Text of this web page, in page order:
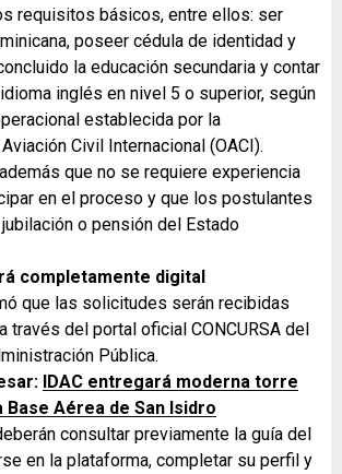
requisitos básicos, entre ellos: ser
poseer cédula de identidad y
la educación secundaria y contar
inglés en nivel 5 o superior, según
establecida por la
Civil Internacional (OACI).
que no se requiere experiencia
en el proceso y que los postulantes
o pensión del Estado
completamente digital
que las solicitudes serán recibidas
través del portal oficial CONCURSA del
Pública.
IDAC entregará moderna torre
Aérea de San Isidro
consultar previamente la guía del
en la plataforma, completar su perfil y